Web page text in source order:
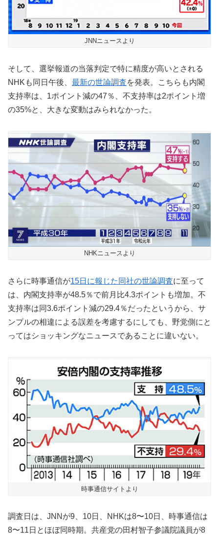
JNNニュースより
そして、選挙報道の当落判定で特に精度が高いとされる
NHKも同日午後、 最新の世論調査を発表。こちらも内閣
支持率は、1ポイント減の47％、不支持率は2ポイント増
の35%と、大きな変動はみられなかった。
NHKニュースより
さらに時事通信が15日に報じた同社の世論調査に至って
は、内閣支持率が48.5％で前月比4.3ポイントも増加。不
支持率は同3.6ポイント減の29.4％だったというから、サ
ンプルの相違による誤差を考慮するにしても、野党側にと
ってはショッキングなニュースであることに違いない。
時事通信サイトより
調査日は、JNNが9、10日、NHKは8〜10日、時事通信は
8〜11日とほぼ同時期。共産党の田村智子参議院議員が8